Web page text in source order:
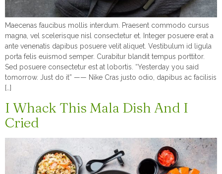
Maecenas faucibus mollis interdum. Praesent commodo cursus
magna, vel scelerisque nisl consectetur et. Integer posuere erat a
ante venenatis dapibus posuere velit aliquet. Vestibulum id ligula
porta felis euismod semper. Curabitur blandit tempus porttitor.
Sed posuere consectetur est at lobortis. “Yesterday you said
tomorrow. Just do it” —— Nike Cras justo odio, dapibus ac facilisis
[…]
I Whack This Mala Dish And I
Cried